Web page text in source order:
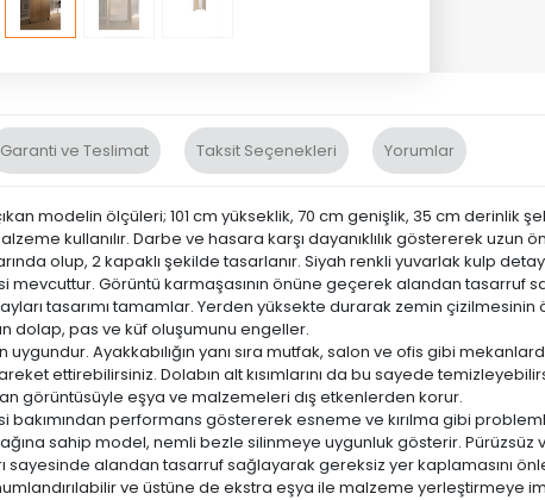
Garanti ve Teslimat Taksit Seçenekleri Yorumlar
modelin ölçüleri; 101 cm yükseklik, 70 cm genişlik, 35 cm derinlik
kullanılır. Darbe ve hasara karşı dayanıklılık göstererek uzun
olup, 2 kapaklı şekilde tasarlanır. Siyah renkli yuvarlak kulp
mevcuttur. Görüntü karmaşasının önüne geçerek alandan tasarruf
tasarımı tamamlar. Yerden yüksekte durarak zemin çizilmesinin
dolap, pas ve küf oluşumunu engeller.
uygundur. Ayakkabılığın yanı sıra mutfak, salon ve ofis gibi
ettirebilirsiniz. Dolabın alt kısımlarını da bu sayede
görüntüsüyle eşya ve malzemeleri dış etkenlerden korur.
bakımından performans göstererek esneme ve kırılma gibi
sahip model, nemli bezle silinmeye uygunluk gösterir. Pürüzsüz
sayesinde alandan tasarruf sağlayarak gereksiz yer kaplamasını
ve üstüne de ekstra eşya ile malzeme yerleştirmeye